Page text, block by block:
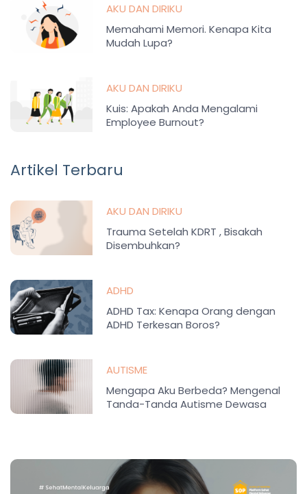
AKU DAN DIRIKU
Memahami Memori. Kenapa Kita
Mudah Lupa?
AKU DAN DIRIKU
Kuis: Apakah Anda Mengalami
Employee Burnout?
Artikel Terbaru
AKU DAN DIRIKU
Trauma Setelah KDRT , Bisakah
Disembuhkan?
ADHD
ADHD Tax: Kenapa Orang dengan
ADHD Terkesan Boros?
AUTISME
Mengapa Aku Berbeda? Mengenal
Tanda-Tanda Autisme Dewasa